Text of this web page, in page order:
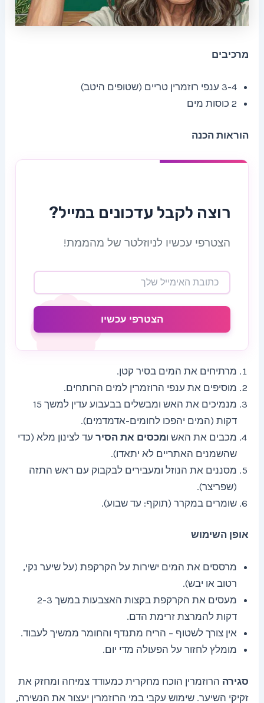
מרכיבים
3-4 ענפי רוזמרין טריים (שטופים היטב)
2 כוסות מים
הוראות הכנה
רוצה לקבל עדכונים במייל?
הצטרפי עכשיו לניוזלטר של מהממת!
הצטרפי עכשיו
מרתיחים את המים בסיר קטן.
מוסיפים את ענפי הרוזמרין למים הרותחים.
מנמיכים את האש ומבשלים בבעבוע עדין למשך 15
דקות (המים יהפכו לחומים-אדמדמים).
מכבים את האש ומכסים את הסיר עד לצינון מלא (כדי
שהשמנים האתריים לא יתאדו).
מסננים את הנוזל ומעבירים לבקבוק עם ראש התזה
(שפריצר).
שומרים במקרר (תוקף: עד שבוע).
אופן השימוש
מרססים את המים ישירות על הקרקפת (על שיער נקי,
רטוב או יבש).
מעסים את הקרקפת בקצות האצבעות במשך 2-3
דקות להמרצת זרימת הדם.
אין צורך לשטוף – הריח מתנדף והחומר ממשיך לעבוד.
מומלץ לחזור על הפעולה מדי יום.
סגירה הרוזמרין הוכח מחקרית כמעודד צמיחה ומחזק את
זקיקי השיער. שימוש עקבי במי הרוזמרין יעצור את הנשירה,